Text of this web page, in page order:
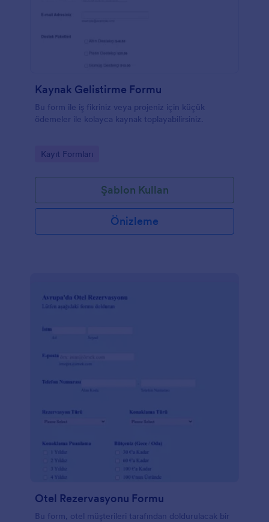
Kaynak Gelistirme Formu
Bu form ile iş fikriniz veya projeniz için küçük
ödemeler ile kolayca kaynak toplayabilirsiniz.
Go to Category:
Kayıt Formları
Şablon Kullan
Önizleme
Otel Rezervasyonu Formu
Bu form, otel müşterileri tarafından doldurulacak bir